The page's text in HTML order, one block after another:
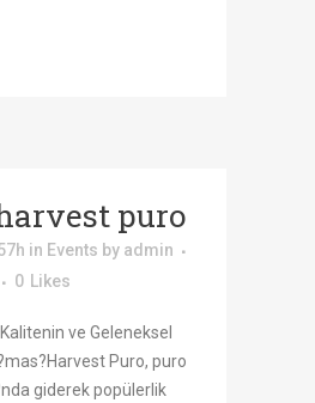
puro
in Events by admin
0 Likes
ve Geleneksel
Puro, puro
giderek popülerlik